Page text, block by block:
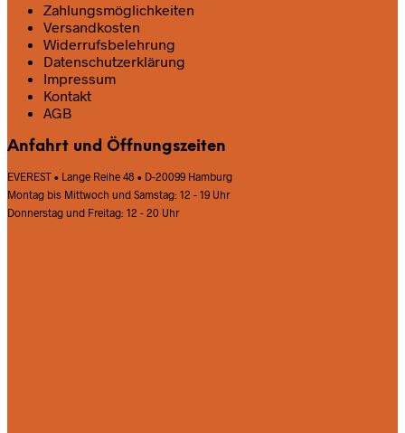
Zahlungsmöglichkeiten
Versandkosten
Widerrufsbelehrung
Datenschutz­erklärung
Impressum
Kontakt
AGB
Anfahrt und Öffnungszeiten
EVEREST • Lange Reihe 48 • D-20099 Hamburg
Montag bis Mittwoch und Samstag: 12 - 19 Uhr
Donnerstag und Freitag: 12 - 20 Uhr